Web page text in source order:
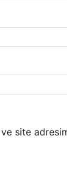
site